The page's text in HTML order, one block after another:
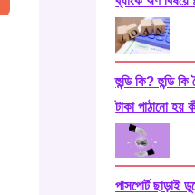
হুন্ডি কি? হুন্ডি
টাকা পাঠানো হয়
পাসপোর্ট ছাড়াই